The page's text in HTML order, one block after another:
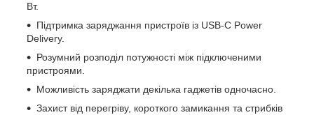
Вт.
Підтримка заряджання пристроїв із USB-C Power
Delivery.
Розумний розподіл потужності між підключеними
пристроями.
Можливість заряджати декілька гаджетів одночасно.
Захист від перегріву, короткого замикання та стрибків